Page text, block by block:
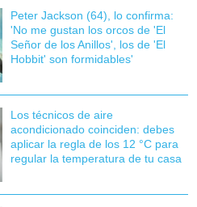
Peter Jackson (64), lo confirma:
'No me gustan los orcos de 'El
Señor de los Anillos', los de 'El
Hobbit' son formidables'
Los técnicos de aire
acondicionado coinciden: debes
aplicar la regla de los 12 °C para
regular la temperatura de tu casa